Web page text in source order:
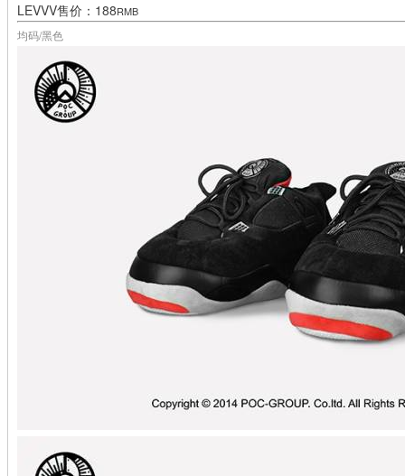
LEVVV售价：188RMB
均码/黑色